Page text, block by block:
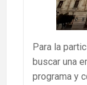
Para la
buscar una
programa y